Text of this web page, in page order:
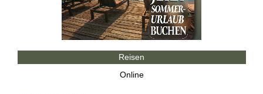
Reisen
Online